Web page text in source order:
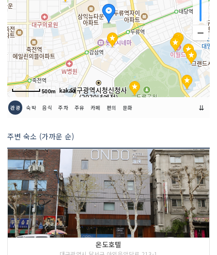
500m
관광 숙박 음식 주차 주유 카페 편의 문화 ⇊
주변 숙소 (가까운 순)
온도호텔